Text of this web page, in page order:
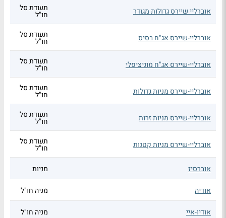
אוברליי שיירס גדולות מגודר תעודת סל
חו"ל
אוברליי-שיירס אג"ח בסיס תעודת סל
חו"ל
אוברליי-שיירס אג"ח מוניציפלי תעודת סל
חו"ל
אוברליי-שיירס מניות גדולות תעודת סל
חו"ל
אוברליי-שיירס מניות זרות תעודת סל
חו"ל
אוברליי-שיירס מניות קטנות תעודת סל
חו"ל
אוברסיז
מניות
אודיה מניה חו"ל
אודיו-איי מניה חו"ל